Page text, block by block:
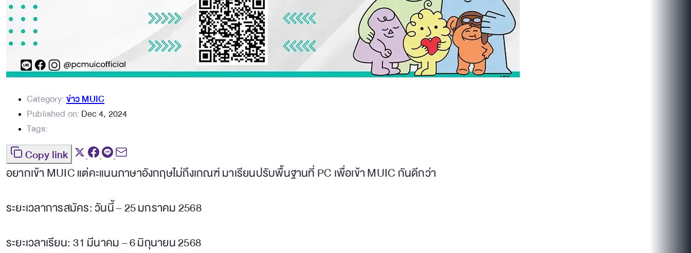
Category:ข่าว MUIC
Published on:Dec 4, 2024
Tags:
Copy link
อยากเข้า MUIC แต่คะแนนภาษาอังกฤษไม่ถึงเกณฑ์ มาเรียนปรับพื้นฐานที่ PC เพื่อเข้า MUIC กันดีกว่า
ระยะเวลาการสมัคร: วันนี้ – 25 มกราคม 2568
ระยะเวลาเรียน: 31 มีนาคม – 6 มิถุนายน 2568